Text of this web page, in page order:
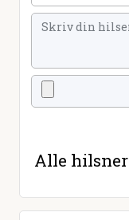
Alle hilsner